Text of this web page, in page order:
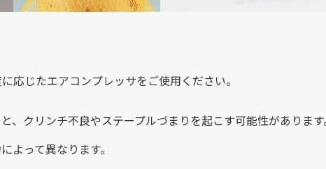
応じたエアコンプレッサをご使用ください。
、クリンチ不良やステープルづまりを起こす可能性がありま
よって異なります。